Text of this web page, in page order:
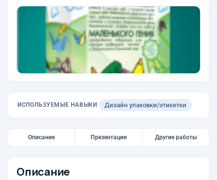
ИСПОЛЬЗУЕМЫЕ НАВЫКИ Дизайн упаковки/этикетки
Описание Презентация Другие работы
Описание